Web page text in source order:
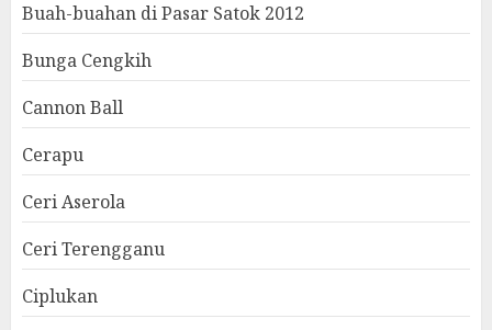
Buah-buahan di Pasar Satok 2012
Bunga Cengkih
Cannon Ball
Cerapu
Ceri Aserola
Ceri Terengganu
Ciplukan